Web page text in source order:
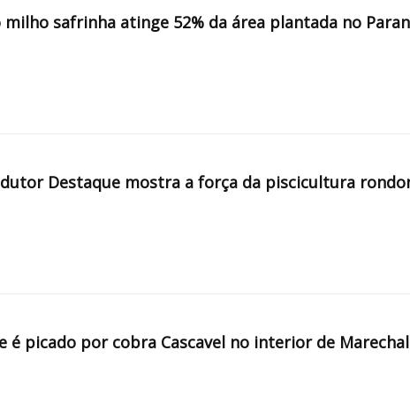
milho safrinha atinge 52% da área plantada no
Destaque mostra a força da piscicultura
é picado por cobra Cascavel no interior de Marechal